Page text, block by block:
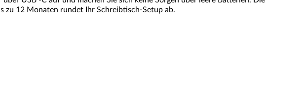
zu 12 Monaten rundet Ihr Schreibtisch-Setup ab.